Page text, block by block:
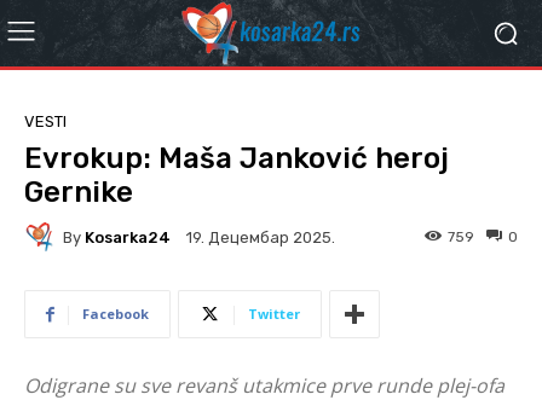
VESTI
Evrokup: Maša Janković heroj
Gernike
By Kosarka24 19. Децембар 2025. 0
759
Facebook Twitter
Odigrane su sve revanš utakmice prve runde plej-ofa